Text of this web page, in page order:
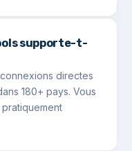
supporte-t-
directes
180+ pays. Vous